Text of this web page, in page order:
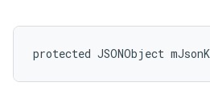
protected JSONObject